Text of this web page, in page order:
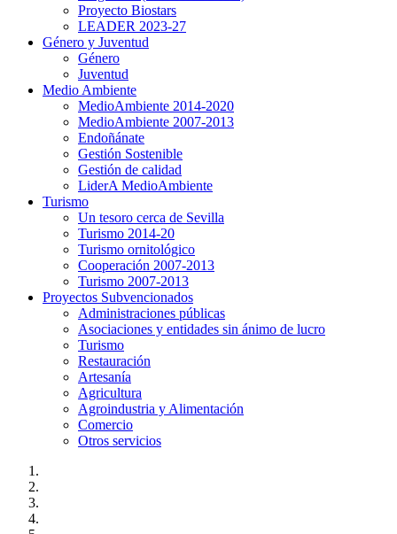
Proyecto Biostars
LEADER 2023-27
Género y Juventud
Género
Juventud
Medio Ambiente
MedioAmbiente 2014-2020
MedioAmbiente 2007-2013
Endoñánate
Gestión Sostenible
Gestión de calidad
LiderA MedioAmbiente
Turismo
Un tesoro cerca de Sevilla
Turismo 2014-20
Turismo ornitológico
Cooperación 2007-2013
Turismo 2007-2013
Proyectos Subvencionados
Administraciones públicas
Asociaciones y entidades sin ánimo de lucro
Turismo
Restauración
Artesanía
Agricultura
Agroindustria y Alimentación
Comercio
Otros servicios